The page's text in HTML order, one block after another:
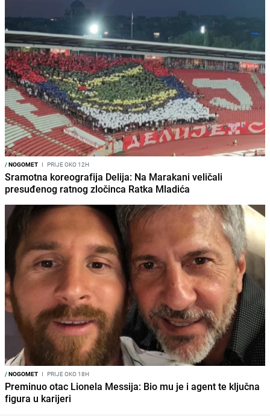
/NOGOMET I PRIJE OKO 12H
Sramotna koreografija Delija: Na Marakani veličali
presuđenog ratnog zločinca Ratka Mladića
/NOGOMET I PRIJE OKO 18H
Preminuo otac Lionela Messija: Bio mu je i agent te ključna
figura u karijeri